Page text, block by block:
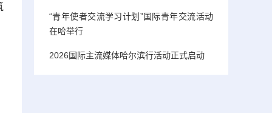
“青年使者交流学习计划”国际青年交流活动
在哈举行
2026国际主流媒体哈尔滨行活动正式启动